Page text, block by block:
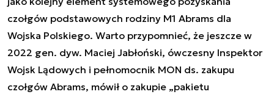
czołgów podstawowych rodziny M1 Abrams dla
Wojska Polskiego. Warto przypomnieć, że jeszcze w
2022 gen. dyw. Maciej Jabłoński, ówczesny Inspektor
Wojsk Lądowych i pełnomocnik MON ds. zakupu
czołgów Abrams, mówił o zakupie „pakietu